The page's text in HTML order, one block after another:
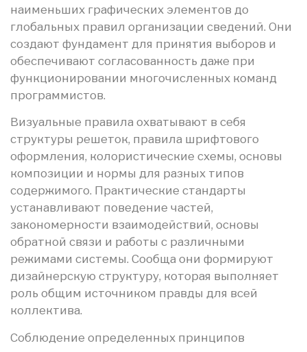
наименьших графических элементов до
глобальных правил организации сведений. Они
создают фундамент для принятия выборов и
обеспечивают согласованность даже при
функционировании многочисленных команд
программистов.
Визуальные правила охватывают в себя
структуры решеток, правила шрифтового
оформления, колористические схемы, основы
композиции и нормы для разных типов
содержимого. Практические стандарты
устанавливают поведение частей,
закономерности взаимодействий, основы
обратной связи и работы с различными
режимами системы. Сообща они формируют
дизайнерскую структуру, которая выполняет
роль общим источником правды для всей
коллектива.
Соблюдение определенных принципов